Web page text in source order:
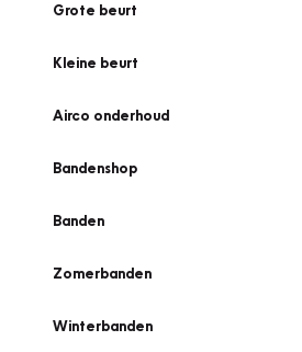
Grote beurt
Kleine beurt
Airco onderhoud
Bandenshop
Banden
Zomerbanden
Winterbanden